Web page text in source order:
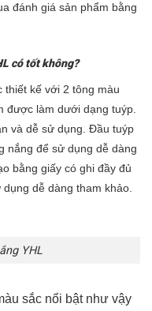
đánh giá sản phẩm bằng
có tốt không?
thiết kế với 2 tông màu
được làm dưới dạng tuýp.
và dễ sử dụng. Đầu tuýp
nắng để sử dụng dễ dàng
bằng giấy có ghi đầy đủ
dễ dàng tham khảo.
YHL
sắc nổi bật như vậy